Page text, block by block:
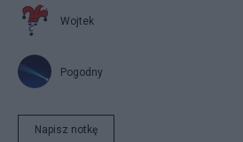
Wojtek
Pogodny
Napisz notkę